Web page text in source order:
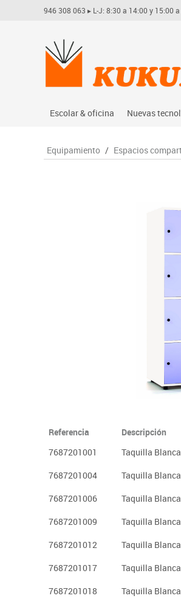
946 308 063 ▸ L-J: 8:30 a 14:00 y 15:00
Escolar & oficina
Archivo
Nuevas
Audio
Equipamiento / Espacios
Referencia Descripción
7687201001
Taquilla
7687201004
Taquilla
7687201006
Taquilla
7687201009
Taquilla
7687201012
Taquilla
7687201017
Taquilla
7687201018
Taquilla